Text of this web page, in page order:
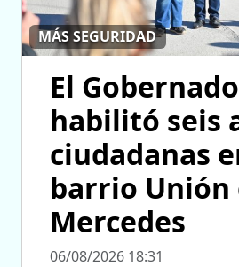
MÁS SEGURIDAD
El
habilitó seis
ciudadanas
barrio Unión
Mercedes
06/08/2026 18:31